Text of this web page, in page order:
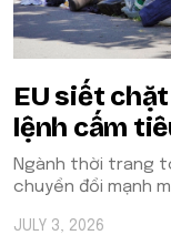
EU siết
lệnh cấm
Ngành thời trang
chuyển đổi mạnh
JULY 3, 2026